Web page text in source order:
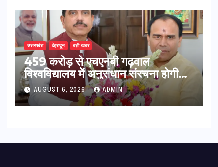
उत्तराखंड देहरादून बड़ी खबर
459 करोड़ से एचएनबी गढ़वाल
विश्वविद्यालय में अनुसंधान संरचना होगी
सुदृढ,उच्च शिक्षा मंत्री धन सिंह रावत ने
नवनियुक्त केन्द्रीय शिक्षा मंत्री से की
मुलाकात
AUGUST 6, 2026 ADMIN